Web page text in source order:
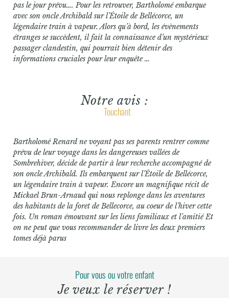
pas le jour prévu…. Pour les retrouver, Bartholomé embarque
avec son oncle Archibald sur l’Étoile de Bellécorce, un
légendaire train à vapeur. Alors qu’à bord, les évènements
étranges se succèdent, il fait la connaissance d’un mystérieux
passager clandestin, qui pourrait bien détenir des
informations cruciales pour leur enquête …
Notre avis :
Touchant
Bartholomé Renard ne voyant pas ses parents rentrer comme
prévu de leur voyage dans les dangereuses vallées de
Sombrehiver, décide de partir à leur recherche accompagné de
son oncle Archibald. Ils embarquent sur l’Étoile de Bellécorce,
un légendaire train à vapeur. Encore un magnifique récit de
Mickael Brun-Arnaud qui nous replonge dans les aventures
des habitants de la foret de Bellecorce, au coeur de l’hiver cette
fois. Un roman émouvant sur les liens familiaux et l’amitié Et
on ne peut que vous recommander de livre les deux premiers
tomes déjà parus
Pour vous ou votre enfant
Je veux le réserver !